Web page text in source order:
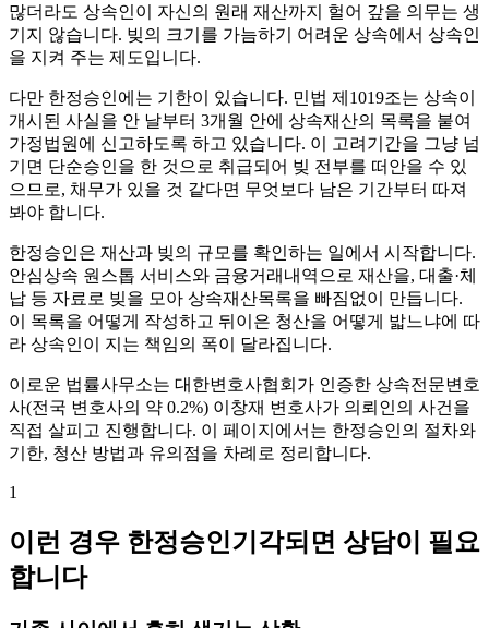
많더라도 상속인이 자신의 원래 재산까지 헐어 갚을 의무는 생
기지 않습니다. 빚의 크기를 가늠하기 어려운 상속에서 상속인
을 지켜 주는 제도입니다.
다만 한정승인에는 기한이 있습니다. 민법 제1019조는 상속이
개시된 사실을 안 날부터 3개월 안에 상속재산의 목록을 붙여
가정법원에 신고하도록 하고 있습니다. 이 고려기간을 그냥 넘
기면 단순승인을 한 것으로 취급되어 빚 전부를 떠안을 수 있
으므로, 채무가 있을 것 같다면 무엇보다 남은 기간부터 따져
봐야 합니다.
한정승인은 재산과 빚의 규모를 확인하는 일에서 시작합니다.
안심상속 원스톱 서비스와 금융거래내역으로 재산을, 대출·체
납 등 자료로 빚을 모아 상속재산목록을 빠짐없이 만듭니다.
이 목록을 어떻게 작성하고 뒤이은 청산을 어떻게 밟느냐에 따
라 상속인이 지는 책임의 폭이 달라집니다.
이로운 법률사무소는 대한변호사협회가 인증한 상속전문변호
사(전국 변호사의 약 0.2%) 이창재 변호사가 의뢰인의 사건을
직접 살피고 진행합니다. 이 페이지에서는 한정승인의 절차와
기한, 청산 방법과 유의점을 차례로 정리합니다.
1
이런 경우 한정승인기각되면 상담이 필요
합니다